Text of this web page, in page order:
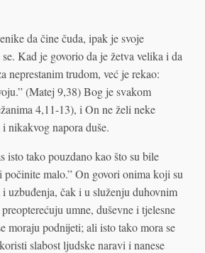
da čine čuda, ipak je svoje
Kad je govorio da je žetva velika i da
neprestanim trudom, već je rekao:
(Matej 9,38) Bog je svakom
4,11-13), i On ne želi neke
nikakvog napora duše.
isto tako pouzdano kao što su bile
malo.” On govori onima koji su
uzbuđenja, čak i u služenju duhovnim
umne, duševne i tjelesne
moraju podnijeti; ali isto tako mora se
slabost ljudske naravi i nanese